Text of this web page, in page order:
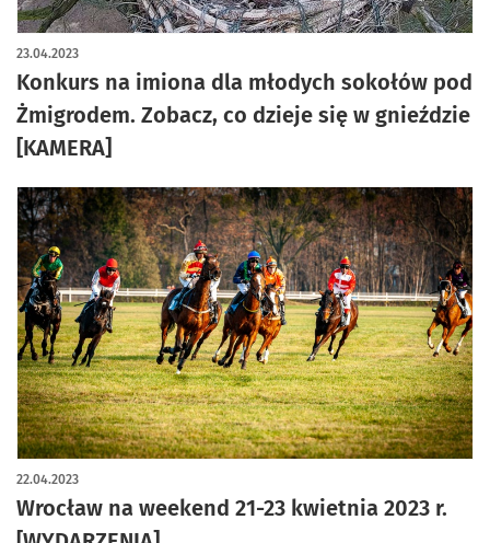
Konkurs na imiona dla młodych sokołów pod
Żmigrodem. Zobacz, co dzieje się w gnieździe
[KAMERA]
23.04.2023
Wrocław na weekend 21-23 kwietnia 2023 r.
22.04.2023